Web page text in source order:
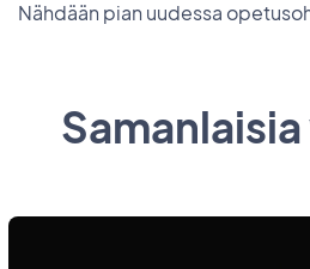
Nähdään pian uudessa